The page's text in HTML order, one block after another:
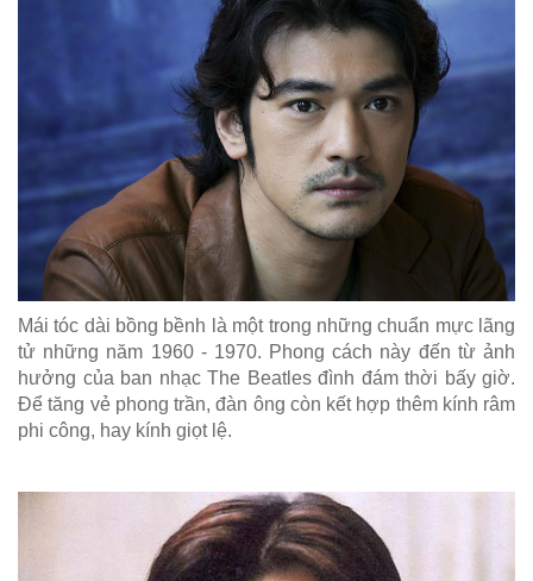
Mái tóc dài bồng bềnh là một trong những chuẩn mực lãng
tử những năm 1960 - 1970. Phong cách này đến từ ảnh
hưởng của ban nhạc The Beatles đình đám thời bấy giờ.
Để tăng vẻ phong trần, đàn ông còn kết hợp thêm kính râm
phi công, hay kính giọt lệ.